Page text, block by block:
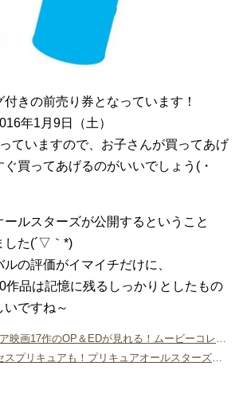
きの前売り券となっています！
年1月9日（土）
ていますので、お子さんが買ってあげ
買ってあげるのがいいでしょう(・
ルスターズが公開するということ
した(´▽｀*)
の評価がイマイチだけに、
作品は記憶に残るしっかりとしたもの
いですね～